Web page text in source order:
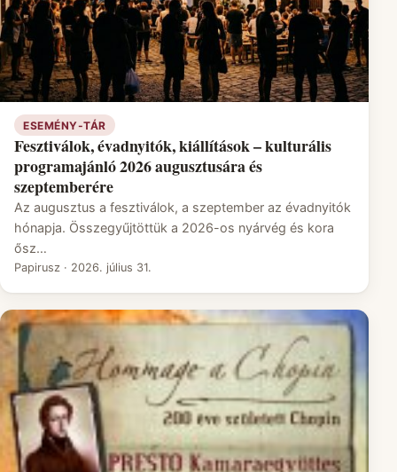
ESEMÉNY-TÁR
Fesztiválok, évadnyitók, kiállítások – kulturális
programajánló 2026 augusztusára és
szeptemberére
Az augusztus a fesztiválok, a szeptember az évadnyitók
hónapja. Összegyűjtöttük a 2026-os nyárvég és kora
ősz…
Papirusz · 2026. július 31.